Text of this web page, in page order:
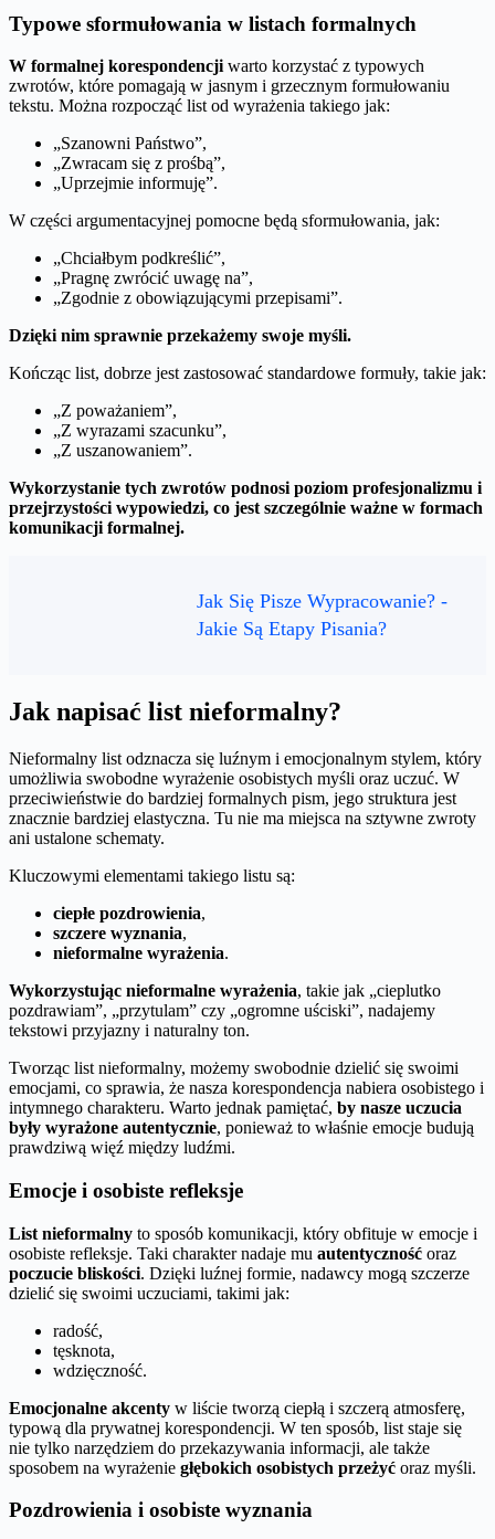
Typowe sformułowania w listach formalnych
W formalnej korespondencji warto korzystać z typowych
zwrotów, które pomagają w jasnym i grzecznym formułowaniu
tekstu. Można rozpocząć list od wyrażenia takiego jak:
„Szanowni Państwo”,
„Zwracam się z prośbą”,
„Uprzejmie informuję”.
W części argumentacyjnej pomocne będą sformułowania, jak:
„Chciałbym podkreślić”,
„Pragnę zwrócić uwagę na”,
„Zgodnie z obowiązującymi przepisami”.
Dzięki nim sprawnie przekażemy swoje myśli.
Kończąc list, dobrze jest zastosować standardowe formuły, takie jak:
„Z poważaniem”,
„Z wyrazami szacunku”,
„Z uszanowaniem”.
Wykorzystanie tych zwrotów podnosi poziom profesjonalizmu i
przejrzystości wypowiedzi, co jest szczególnie ważne w formach
komunikacji formalnej.
Jak Się Pisze Wypracowanie? -
Jakie Są Etapy Pisania?
Jak napisać list nieformalny?
Nieformalny list odznacza się luźnym i emocjonalnym stylem, który
umożliwia swobodne wyrażenie osobistych myśli oraz uczuć. W
przeciwieństwie do bardziej formalnych pism, jego struktura jest
znacznie bardziej elastyczna. Tu nie ma miejsca na sztywne zwroty
ani ustalone schematy.
Kluczowymi elementami takiego listu są:
ciepłe pozdrowienia,
szczere wyznania,
nieformalne wyrażenia.
Wykorzystując nieformalne wyrażenia, takie jak „cieplutko
pozdrawiam”, „przytulam” czy „ogromne uściski”, nadajemy
tekstowi przyjazny i naturalny ton.
Tworząc list nieformalny, możemy swobodnie dzielić się swoimi
emocjami, co sprawia, że nasza korespondencja nabiera osobistego i
intymnego charakteru. Warto jednak pamiętać, by nasze uczucia
były wyrażone autentycznie, ponieważ to właśnie emocje budują
prawdziwą więź między ludźmi.
Emocje i osobiste refleksje
List nieformalny to sposób komunikacji, który obfituje w emocje i
osobiste refleksje. Taki charakter nadaje mu autentyczność oraz
poczucie bliskości. Dzięki luźnej formie, nadawcy mogą szczerze
dzielić się swoimi uczuciami, takimi jak:
radość,
tęsknota,
wdzięczność.
Emocjonalne akcenty w liście tworzą ciepłą i szczerą atmosferę,
typową dla prywatnej korespondencji. W ten sposób, list staje się
nie tylko narzędziem do przekazywania informacji, ale także
sposobem na wyrażenie głębokich osobistych przeżyć oraz myśli.
Pozdrowienia i osobiste wyznania